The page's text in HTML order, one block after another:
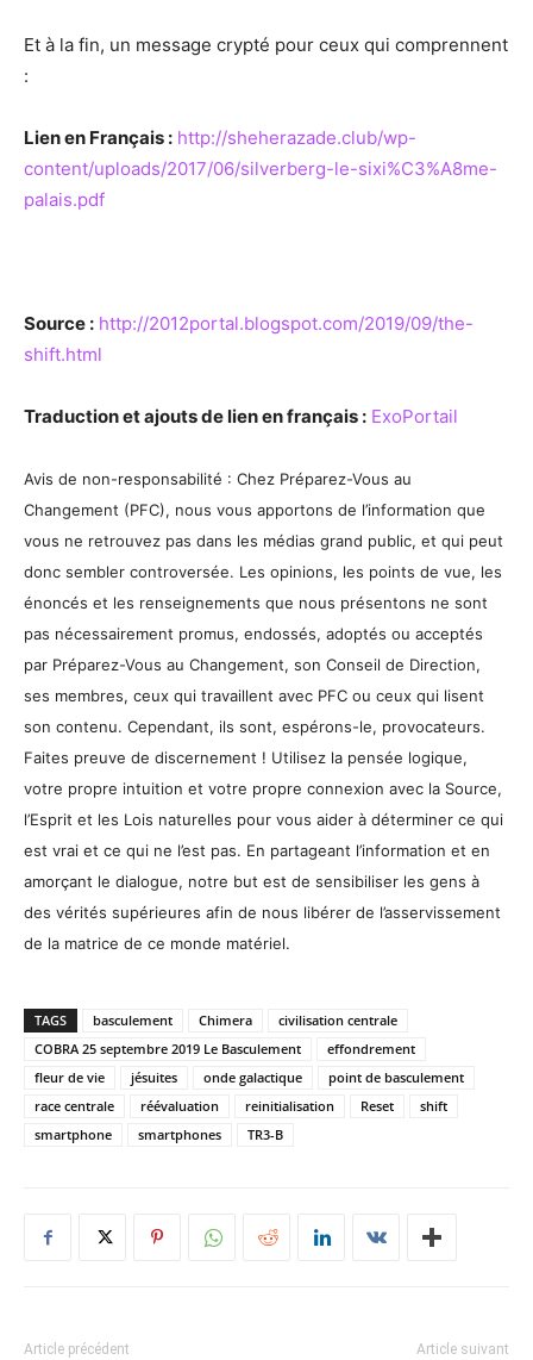
Et à la fin, un message crypté pour ceux qui comprennent
:
Lien en Français : http://sheherazade.club/wp-
content/uploads/2017/06/silverberg-le-sixi%C3%A8me-
palais.pdf
Source : http://2012portal.blogspot.com/2019/09/the-
shift.html
Traduction et ajouts de lien en français : ExoPortail
Avis de non-responsabilité : Chez Préparez-Vous au
Changement (PFC), nous vous apportons de l’information que
vous ne retrouvez pas dans les médias grand public, et qui peut
donc sembler controversée. Les opinions, les points de vue, les
énoncés et les renseignements que nous présentons ne sont
pas nécessairement promus, endossés, adoptés ou acceptés
par Préparez-Vous au Changement, son Conseil de Direction,
ses membres, ceux qui travaillent avec PFC ou ceux qui lisent
son contenu. Cependant, ils sont, espérons-le, provocateurs.
Faites preuve de discernement ! Utilisez la pensée logique,
votre propre intuition et votre propre connexion avec la Source,
l’Esprit et les Lois naturelles pour vous aider à déterminer ce qui
est vrai et ce qui ne l’est pas. En partageant l’information et en
amorçant le dialogue, notre but est de sensibiliser les gens à
des vérités supérieures afin de nous libérer de l’asservissement
de la matrice de ce monde matériel.
TAGS basculement Chimera
civilisation centrale
COBRA 25 septembre 2019 Le Basculement
effondrement
fleur de vie
jésuites onde galactique
point de basculement
race centrale
réévaluation reinitialisation Reset
shift
smartphone
smartphones TR3-B
Article précédent Article suivant